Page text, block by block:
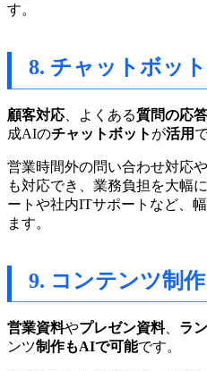
す。
8. チャットボット
顧客対応 、よくある質問の応答
成AIのチャットボット が活用
営業時間外の問い合わせ対応
も対応でき、業務負担を大幅
ートや社内ITサポートなど、
ます。
9. コンテンツ制作
営業資料やプレゼン資料、 ラ
ンツ制作もAIで可能です。